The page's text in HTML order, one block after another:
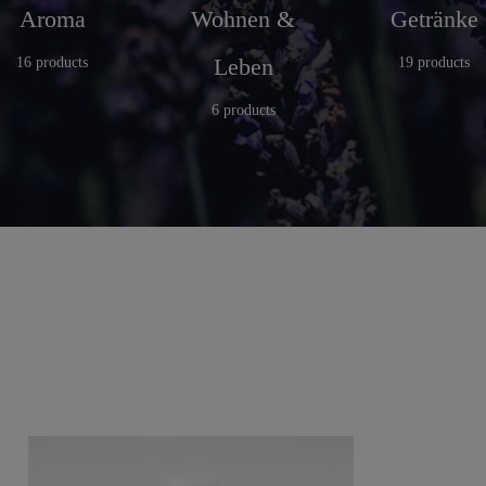
Aroma
16 products
Wohnen &
Leben
6 products
Getränke
19 products